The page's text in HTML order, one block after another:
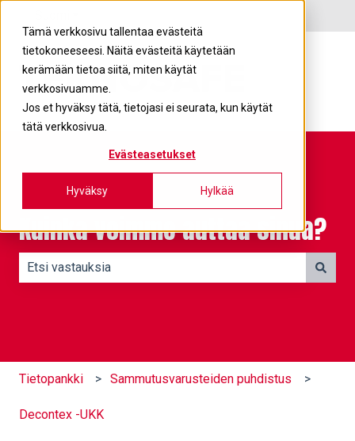
Tämä verkkosivu tallentaa evästeitä
tietokoneeseesi. Näitä evästeitä käytetään
kerämään tietoa siitä, miten käytät
verkkosivuamme.
Jos et hyväksy tätä, tietojasi ei seurata, kun käytät
tätä verkkosivua.
Evästeasetukset
Hyväksy Hylkää
Kuinka voimme auttaa sinua?
Tietopankki Sammutusvarusteiden puhdistus
Decontex -UKK